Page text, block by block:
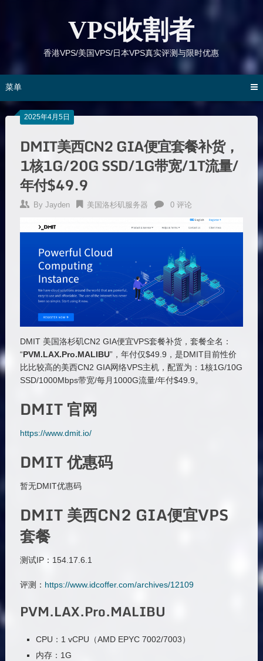
VPS收割者
香港VPS/美国VPS/日本VPS真实评测与限时优惠
菜单
2025年4月5日
DMIT美西CN2 GIA便宜套餐补货，
1核1G/20G SSD/1G带宽/1T流量/
年付$49.9
By Jayden 美国洛杉矶服务器 0 评论
DMIT 美国洛杉矶CN2 GIA便宜VPS套餐补货，套餐全名：
“PVM.LAX.Pro.MALIBU”，年付仅$49.9，是DMIT目前性价
比比较高的美西CN2 GIA网络VPS主机，配置为：1核1G/10G
SSD/1000Mbps带宽/每月1000G流量/年付$49.9。
DMIT 官网
https://www.dmit.io/
DMIT 优惠码
暂无DMIT优惠码
DMIT 美西CN2 GIA便宜VPS
套餐
测试IP：154.17.6.1
评测： https://www.idcoffer.com/archives/12109
PVM.LAX.Pro.MALIBU
CPU：1 vCPU（AMD EPYC 7002/7003）
内存：1G